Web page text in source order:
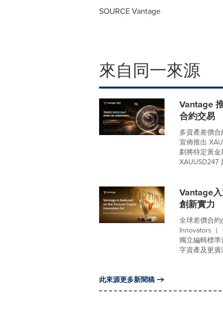
SOURCE Vantage
來自同一來源
Vantage
合約交易
多資產差價合
宣佈推出
劃將特定黃金
XAUUSD247
Vantage
創新實力
全球差價合約
Innovators（
獨立編輯標
字資產及更
此來源更多新聞稿